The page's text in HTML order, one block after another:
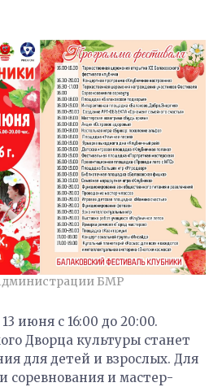
БМР
июня с 16:00 до 20:00.
Дворца культуры станет
для детей и взрослых. Для
соревнования и мастер-